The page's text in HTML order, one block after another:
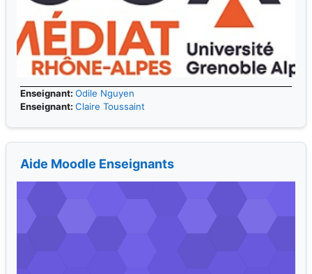
Enseignant: Odile Nguyen
Enseignant: Claire Toussaint
Aide Moodle Enseignants